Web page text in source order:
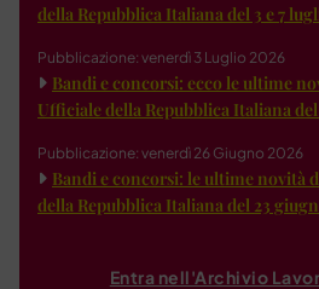
della Repubblica Italiana del 3 e 7
Pubblicazione: venerdì 3 Luglio 2026
Bandi e concorsi: ecco le ultime
Ufficiale della Repubblica Italiana
Pubblicazione: venerdì 26 Giugno 2026
Bandi e concorsi: le ultime novità
della Repubblica Italiana del 23
Entra nell'Archivio